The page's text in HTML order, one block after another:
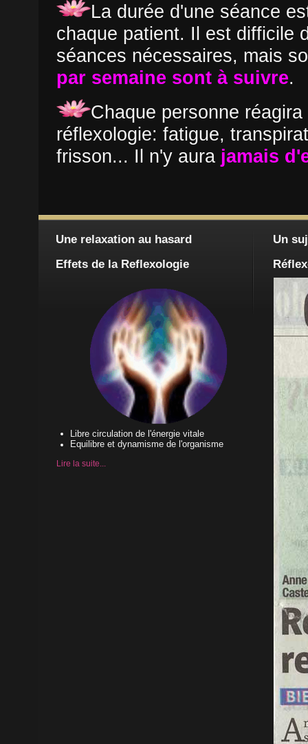
La durée d'une séance
chaque patient. Il est difficile
séances nécessaires, mais
par semaine sont à suivre.
Chaque personne
réflexologie: fatigue,
frisson... Il n'y aura jamais
Une relaxation au hasard
Effets de la Reflexologie
Libre circulation de l'énergie vitale
Equilibre et dynamisme de l'organisme
Lire la suite...
Un